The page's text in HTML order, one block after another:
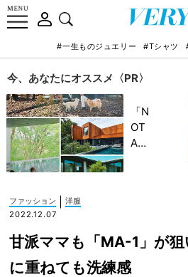
#一生ものジュエリー #Tシャツ
今、あなたにオススメ〈PR〉
「N
OT
A
記憶
に一
生残
ファッション
洋服
2022.12.07
甘派ママも「MA-1」が
に重ねても洗練感